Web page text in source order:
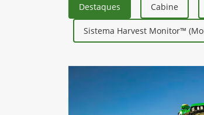
Destaques Cabine
Sistema Harvest Monitor™